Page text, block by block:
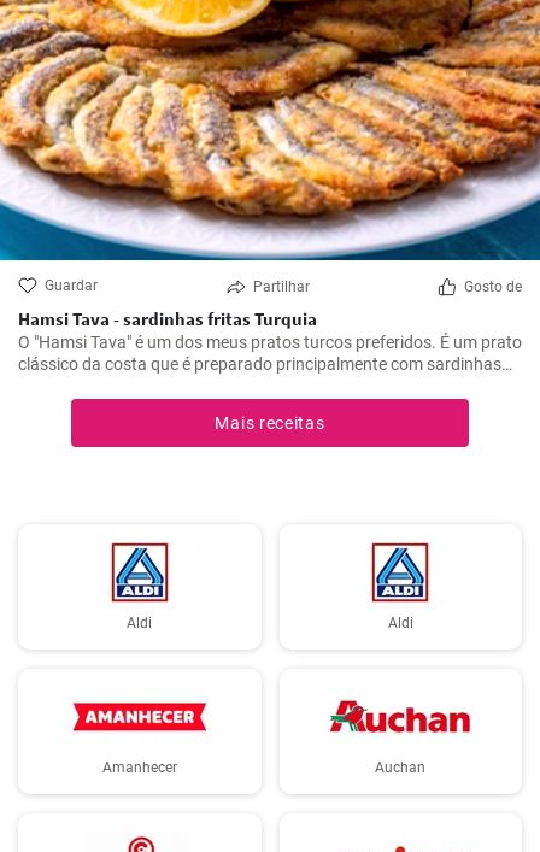
Guardar Partilhar Gosto de
Hamsi Tava - sardinhas fritas Turquia
O "Hamsi Tava" é um dos meus pratos turcos preferidos. É um prato
clássico da costa que é preparado principalmente com sardinhas
do Mar Negro e fiquei impressionado com a sua simplicidade e
sabor delicioso. As sardinhas são mergulhadas em farinha de milho
e fritas até ficarem estaladiças.
Mais receitas
Aldi Aldi
Amanhecer Auchan